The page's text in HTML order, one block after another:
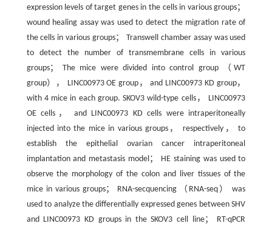
expression levels of target genes in the cells in various groups；
wound healing assay was used to detect the migration rate of
the cells in various groups； Transwell chamber assay was used
to detect the number of transmembrane cells in various
groups； The mice were divided into control group （WT
group）， LINC00973 OE group， and LINC00973 KD group，
with 4 mice in each group. SKOV3 wild-type cells， LINC00973
OE cells， and LINC00973 KD cells were intraperitoneally
injected into the mice in various groups， respectively， to
establish the epithelial ovarian cancer intraperitoneal
implantation and metastasis model； HE staining was used to
observe the morphology of the colon and liver tissues of the
mice in various groups； RNA-secquencing （RNA-seq） was
used to analyze the differentially expressed genes between SHV
and LINC00973 KD groups in the SKOV3 cell line； RT-qPCR